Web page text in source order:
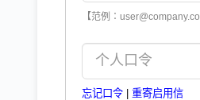
【范例：
忘记口令 | 重寄启用信